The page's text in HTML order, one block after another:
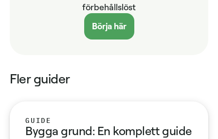
förbehållslöst
Börja här
Fler guider
GUIDE
Bygga grund: En komplett guide